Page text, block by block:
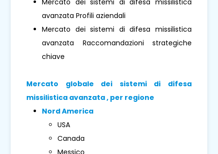
Mercato dei sistemi di difesa missilistica
avanzata Profili aziendali
Mercato dei sistemi di difesa missilistica
avanzata Raccomandazioni strategiche
chiave
Mercato globale dei sistemi di difesa
missilistica avanzata , per regione
Nord America
USA
Canada